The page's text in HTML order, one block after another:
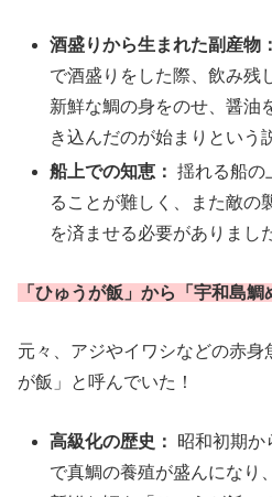
酒盛りから生まれた副産物：
で酒盛りをした際、飲み残
新鮮な鯛の身をのせ、醤油
き込んだのが始まりという
船上での知恵： 揺れる船の
ることが難しく、また敵の
を済ませる必要がありまし
「ひゅうが飯」から「宇和島鯛
元々、アジやイワシなどの赤身
が飯」と呼んでいた！
高級化の歴史：
昭和初期か
で真鯛の養殖が盛んになり